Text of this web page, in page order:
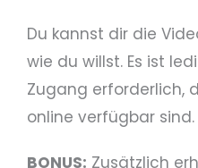
Du kannst dir die
wie du willst. Es ist
Zugang erforderlich,
online verfügbar sind.
BONUS: Zusätzlich